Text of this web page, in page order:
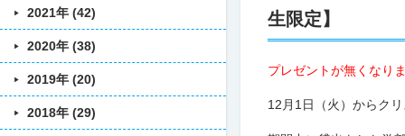
生限定】
プレゼントが無くなり
12月1日（火）からク
2021年 (42)
2020年 (38)
2019年 (20)
2018年 (29)